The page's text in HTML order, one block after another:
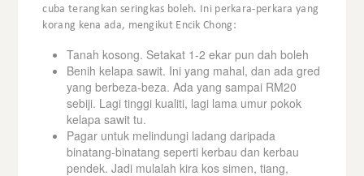
cuba terangkan seringkas boleh. Ini perkara-perkara yang
korang kena ada, mengikut Encik Chong:
Tanah kosong. Setakat 1-2 ekar pun dah boleh
Benih kelapa sawit. Ini yang mahal, dan ada gred
yang berbeza-beza. Ada yang sampai RM20
sebiji. Lagi tinggi kualiti, lagi lama umur pokok
kelapa sawit tu.
Pagar untuk melindungi ladang daripada
binatang-binatang seperti kerbau dan kerbau
pendek. Jadi mulalah kira kos simen, tiang,